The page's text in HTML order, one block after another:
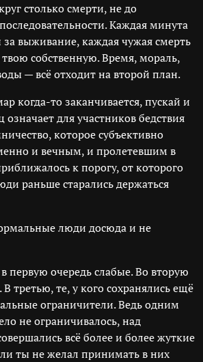
столько смерти, не до
Каждая минута
за выживание, каждая чужая смерть
твою собственную. Время, мораль,
— всё отходит на второй план.
когда-то заканчивается, пускай и
означает для участников бедствия
которое субъективно
и вечным, и пролетевшим в
к порогу, от которого
раньше старались держаться
люди досюда и не
первую очередь слабые. Во вторую
третью, те, у кого сохранялись ещё
ограничители. Ведь одним
не ограничивалось, над
всё более и более жуткие
ты не желал принимать в них